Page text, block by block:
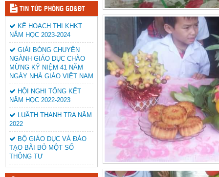
TIN TỨC PHÒNG GD&ĐT
KẾ HOẠCH THI KHKT
NĂM HỌC 2023-2024
GIẢI BÓNG CHUYỀN
NGÀNH GIÁO DỤC CHÀO
MỪNG KỶ NIỆM 41 NĂM
NGÀY NHÀ GIÁO VIỆT NAM
HỘI NGHỊ TỔNG KẾT
NĂM HỌC 2022-2023
LUÂTH THANH TRA NĂM
2022
BỘ GIÁO DỤC VÀ ĐÀO
TẠO BÃI BỎ MỘT SỐ
THÔNG TƯ